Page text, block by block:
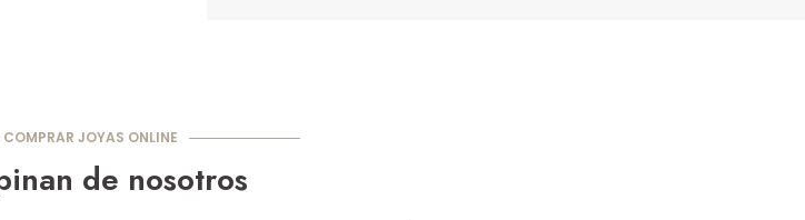
COMPRAR JOYAS ONLINE
de nosotros